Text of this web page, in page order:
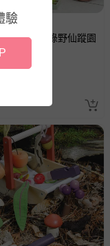
Leaf - 綠野仙蹤園
驗